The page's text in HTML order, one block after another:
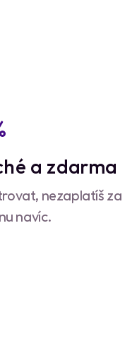
a zdarma
nezaplatíš za
navíc.